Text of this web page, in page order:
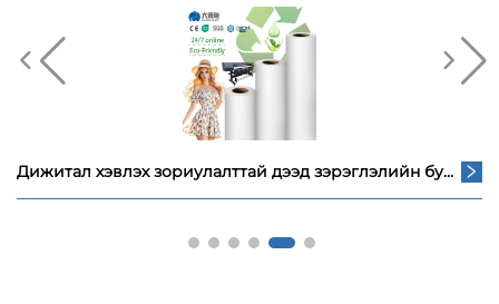
Сублимацийн бэх CMYK өнгөт F6070 F6200 F6270 F7200 F7270 дамжуулах өндөр хурд